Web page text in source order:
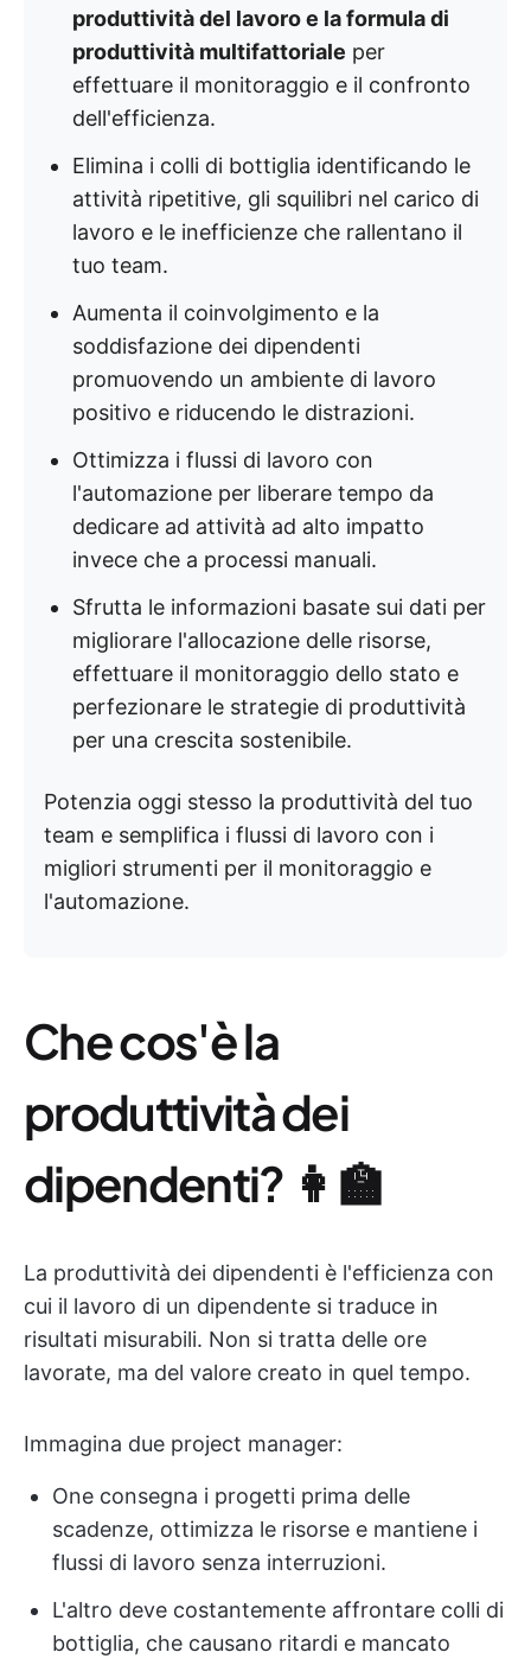
produttività del lavoro e la formula di
produttività multifattoriale per
effettuare il monitoraggio e il confronto
dell'efficienza.
Elimina i colli di bottiglia identificando le
attività ripetitive, gli squilibri nel carico di
lavoro e le inefficienze che rallentano il
tuo team.
Aumenta il coinvolgimento e la
soddisfazione dei dipendenti
promuovendo un ambiente di lavoro
positivo e riducendo le distrazioni.
Ottimizza i flussi di lavoro con
l'automazione per liberare tempo da
dedicare ad attività ad alto impatto
invece che a processi manuali.
Sfrutta le informazioni basate sui dati per
migliorare l'allocazione delle risorse,
effettuare il monitoraggio dello stato e
perfezionare le strategie di produttività
per una crescita sostenibile.
Potenzia oggi stesso la produttività del tuo
team e semplifica i flussi di lavoro con i
migliori strumenti per il monitoraggio e
l'automazione.
Che cos'è la
produttività dei
dipendenti? 👩‍🏫
La produttività dei dipendenti è l'efficienza con
cui il lavoro di un dipendente si traduce in
risultati misurabili. Non si tratta delle ore
lavorate, ma del valore creato in quel tempo.
Immagina due project manager:
One consegna i progetti prima delle
scadenze, ottimizza le risorse e mantiene i
flussi di lavoro senza interruzioni.
L'altro deve costantemente affrontare colli di
bottiglia, che causano ritardi e mancato